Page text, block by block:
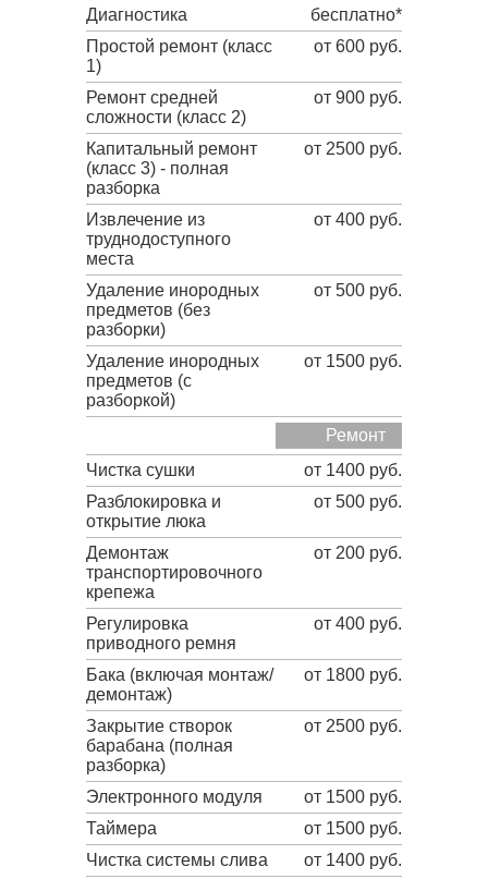
Диагностика
бесплатно*
Простой ремонт (класс
1)
от 600 руб.
Ремонт средней
сложности (класс 2)
от 900 руб.
Капитальный ремонт
(класс 3) - полная
разборка
от 2500 руб.
Извлечение из
труднодоступного
места
от 400 руб.
Удаление инородных
предметов (без
разборки)
от 500 руб.
Удаление инородных
предметов (с
разборкой)
от 1500 руб.
Ремонт
Чистка сушки
от 1400 руб.
Разблокировка и
открытие люка
от 500 руб.
Демонтаж
транспортировочного
крепежа
от 200 руб.
Регулировка
приводного ремня
от 400 руб.
Бака (включая монтаж/
демонтаж)
от 1800 руб.
Закрытие створок
барабана (полная
разборка)
от 2500 руб.
Электронного модуля
от 1500 руб.
Таймера
от 1500 руб.
Чистка системы слива
от 1400 руб.